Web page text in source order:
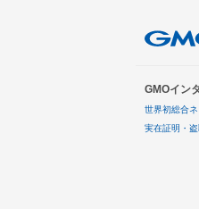
GMOイン
世界初総合
実在証明・